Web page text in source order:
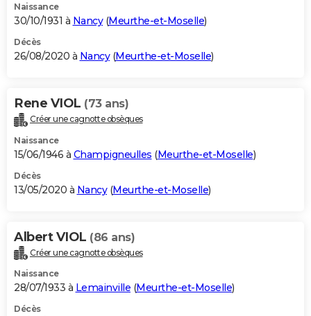
Naissance
30/10/1931 à Nancy(Meurthe-et-Moselle)
Décès
26/08/2020 à Nancy(Meurthe-et-Moselle)
Rene VIOL (73 ans)
Créer une cagnotte obsèques
Naissance
15/06/1946 à Champigneulles (Meurthe-et-Moselle)
Décès
13/05/2020 à Nancy(Meurthe-et-Moselle)
Albert VIOL (86 ans)
Créer une cagnotte obsèques
Naissance
28/07/1933 à Lemainville (Meurthe-et-Moselle)
Décès